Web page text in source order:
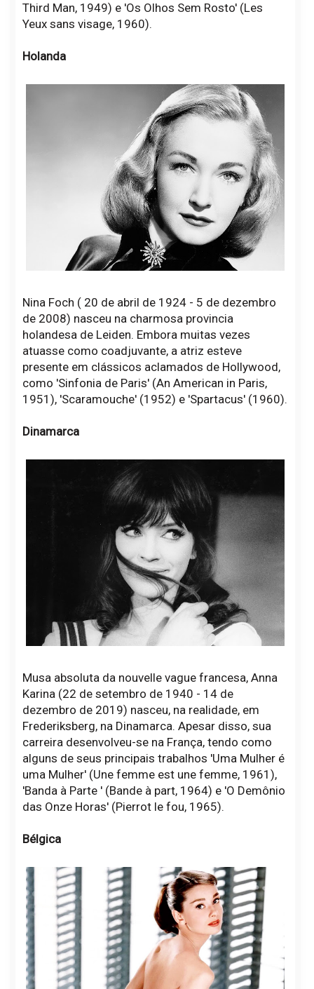
Third Man, 1949) e 'Os Olhos Sem Rosto' (Les
Yeux sans visage, 1960).
Holanda
Nina Foch ( 20 de abril de 1924 - 5 de dezembro
de 2008) nasceu na charmosa provincia
holandesa de Leiden. Embora muitas vezes
atuasse como coadjuvante, a atriz esteve
presente em clássicos aclamados de Hollywood,
como 'Sinfonia de Paris' (An American in Paris,
1951), 'Scaramouche' (1952) e 'Spartacus' (1960).
Dinamarca
Musa absoluta da nouvelle vague francesa, Anna
Karina (22 de setembro de 1940 - 14 de
dezembro de 2019) nasceu, na realidade, em
Frederiksberg, na Dinamarca. Apesar disso, sua
carreira desenvolveu-se na França, tendo como
alguns de seus principais trabalhos 'Uma Mulher é
uma Mulher' (Une femme est une femme, 1961),
'Banda à Parte ' (Bande à part, 1964) e 'O Demônio
das Onze Horas' (Pierrot le fou, 1965).
Bélgica